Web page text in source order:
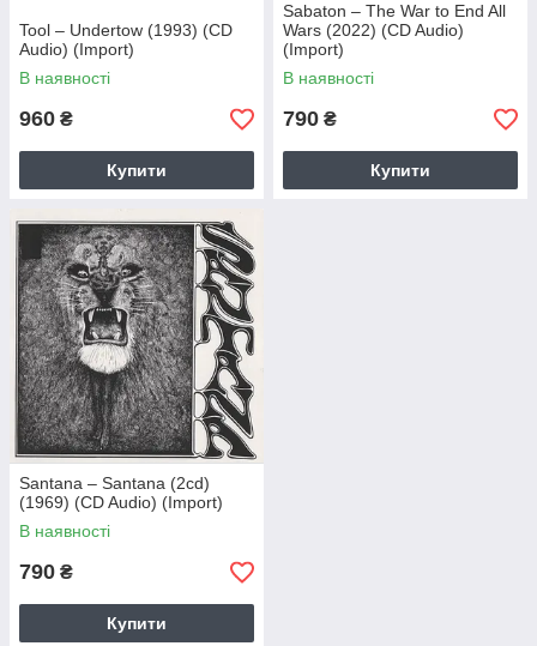
Tool – Undertow (1993) (CD
Audio) (Import)
В наявності
960 ₴
Купити
Sabaton – The War to End All
Wars (2022) (CD Audio)
(Import)
В наявності
790 ₴
Купити
Santana – Santana (2cd)
(1969) (CD Audio) (Import)
В наявності
790 ₴
Купити